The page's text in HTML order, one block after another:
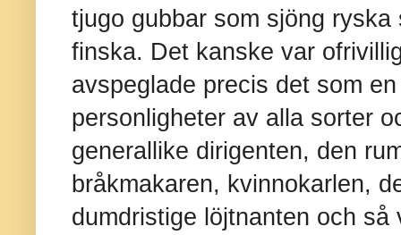
tjugo gubbar som sjöng
finska. Det kanske var
avspeglade precis det som
personligheter av alla sorter
generallike dirigenten, den
bråkmakaren, kvinnokarlen,
dumdristige löjtnanten och så